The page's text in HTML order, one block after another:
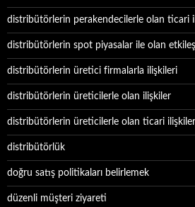
distribütörlerin perakendecilerle olan ticari
distribütörlerin spot piyasalar ile olan
distribütörlerin üretici firmalarla ilişkileri
distribütörlerin üreticilerle olan ilişkiler
distribütörlerin üreticilerle olan ticari
distribütörlük
doğru satış politikaları belirlemek
düzenli müşteri ziyareti